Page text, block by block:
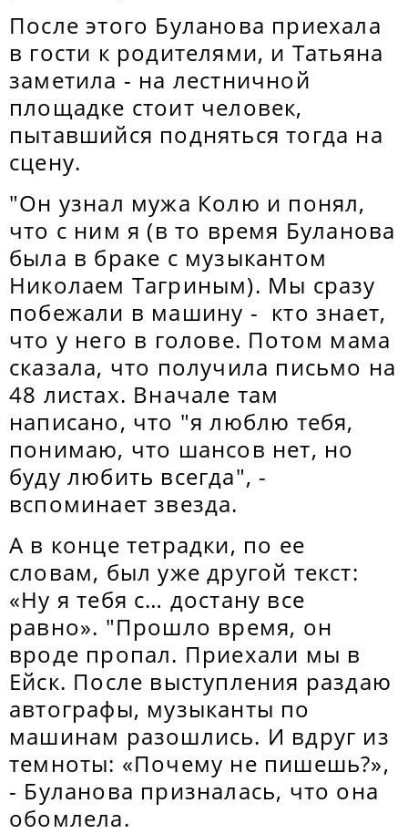
После этого Буланова приехала
в гости к родителями, и Татьяна
заметила - на лестничной
площадке стоит человек,
пытавшийся подняться тогда на
сцену.
"Он узнал мужа Колю и понял,
что с ним я (в то время Буланова
была в браке с музыкантом
Николаем Тагриным). Мы сразу
побежали в машину - кто знает,
что у него в голове. Потом мама
сказала, что получила письмо на
48 листах. Вначале там
написано, что "я люблю тебя,
понимаю, что шансов нет, но
буду любить всегда", -
вспоминает звезда.
А в конце тетрадки, по ее
словам, был уже другой текст:
«Ну я тебя с… достану все
равно». "Прошло время, он
вроде пропал. Приехали мы в
Ейск. После выступления раздаю
автографы, музыканты по
машинам разошлись. И вдруг из
темноты: «Почему не пишешь?»,
- Буланова призналась, что она
обомлела.